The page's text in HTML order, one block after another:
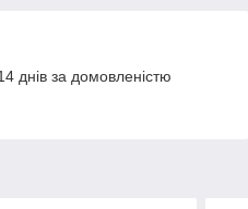
днів за домовленістю